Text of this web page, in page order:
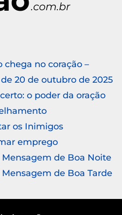
chega no coração –
20 de outubro de 2025
o poder da oração
os Inimigos
emprego
de Boa Noite
de Boa Tarde